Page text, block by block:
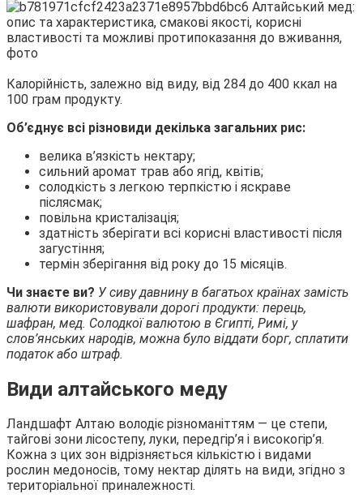
Калорійність, залежно від виду, від 284 до 400 ккал на
100 грам продукту.
Об’єднує всі різновиди декілька загальних рис:
велика в’язкість нектару;
сильний аромат трав або ягід, квітів;
солодкість з легкою терпкістю і яскраве
післясмак;
повільна кристалізація;
здатність зберігати всі корисні властивості після
загустіння;
термін зберігання від року до 15 місяців.
Чи знаєте ви? У сиву давнину в багатьох країнах замість
валюти використовували дорогі продукти: перець,
шафран, мед. Солодкої валютою в Єгипті, Римі, у
слов’янських народів, можна було віддати борг, сплатити
податок або штраф.
Види алтайського меду
Ландшафт Алтаю володіє різноманіттям — це степи,
тайгові зони лісостепу, луки, передгір’я і високогір’я.
Кожна з цих зон відрізняється кількістю і видами
рослин медоносів, тому нектар ділять на види, згідно з
територіальної приналежності.